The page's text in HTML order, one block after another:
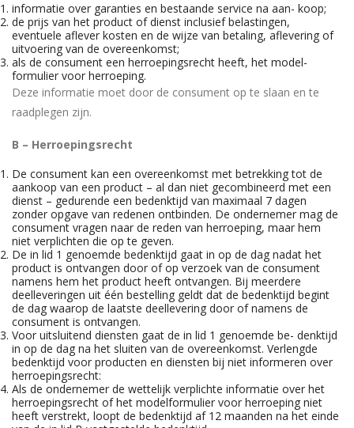
informatie over garanties en bestaande service na aan- koop;
de prijs van het product of dienst inclusief belastingen,
eventuele aflever kosten en de wijze van betaling, aflevering of
uitvoering van de overeenkomst;
als de consument een herroepingsrecht heeft, het model-
formulier voor herroeping.
Deze informatie moet door de consument op te slaan en te
raadplegen zijn.
B – Herroepingsrecht
De consument kan een overeenkomst met betrekking tot de
aankoop van een product – al dan niet gecombineerd met een
dienst – gedurende een bedenktijd van maximaal 7 dagen
zonder opgave van redenen ontbinden. De ondernemer mag de
consument vragen naar de reden van herroeping, maar hem
niet verplichten die op te geven.
De in lid 1 genoemde bedenktijd gaat in op de dag nadat het
product is ontvangen door of op verzoek van de consument
namens hem het product heeft ontvangen. Bij meerdere
deelleveringen uit één bestelling geldt dat de bedenktijd begint
de dag waarop de laatste deellevering door of namens de
consument is ontvangen.
Voor uitsluitend diensten gaat de in lid 1 genoemde be- denktijd
in op de dag na het sluiten van de overeenkomst. Verlengde
bedenktijd voor producten en diensten bij niet informeren over
herroepingsrecht:
Als de ondernemer de wettelijk verplichte informatie over het
herroepingsrecht of het modelformulier voor herroeping niet
heeft verstrekt, loopt de bedenktijd af 12 maanden na het einde